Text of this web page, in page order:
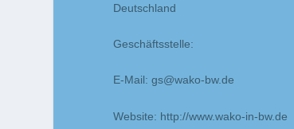
Deutschland
Geschäftsstelle:
E-Mail:gs@wako-bw.de
Website: http://www.wako-in-bw.de